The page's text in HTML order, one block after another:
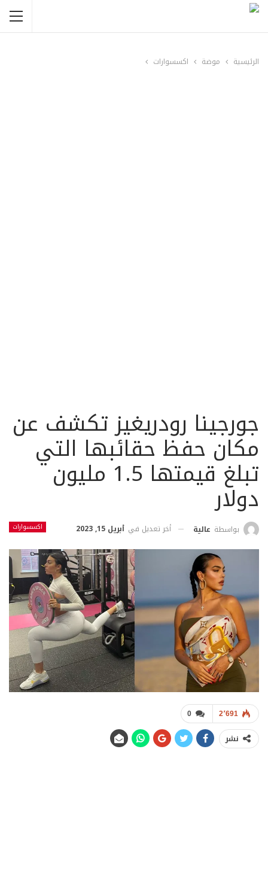
الرئيسية موضة اكسسوارات
جورجينا رودريغيز تكشف عن
مكان حفظ حقائبها التي
تبلغ قيمتها 1.5 مليون
دولار
اكسسوارات بواسطة عالية أخر تعديل في أبريل 15, 2023
0 2٬691
نشر